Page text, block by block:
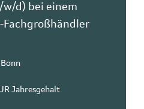
d) bei einem
Fachgroßhändler
Jahresgehalt